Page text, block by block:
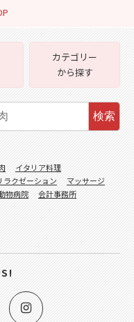
カテゴリー
から探す
検索
イタリア料理
ラクゼーション
マッサージ
物病院
会計事務所